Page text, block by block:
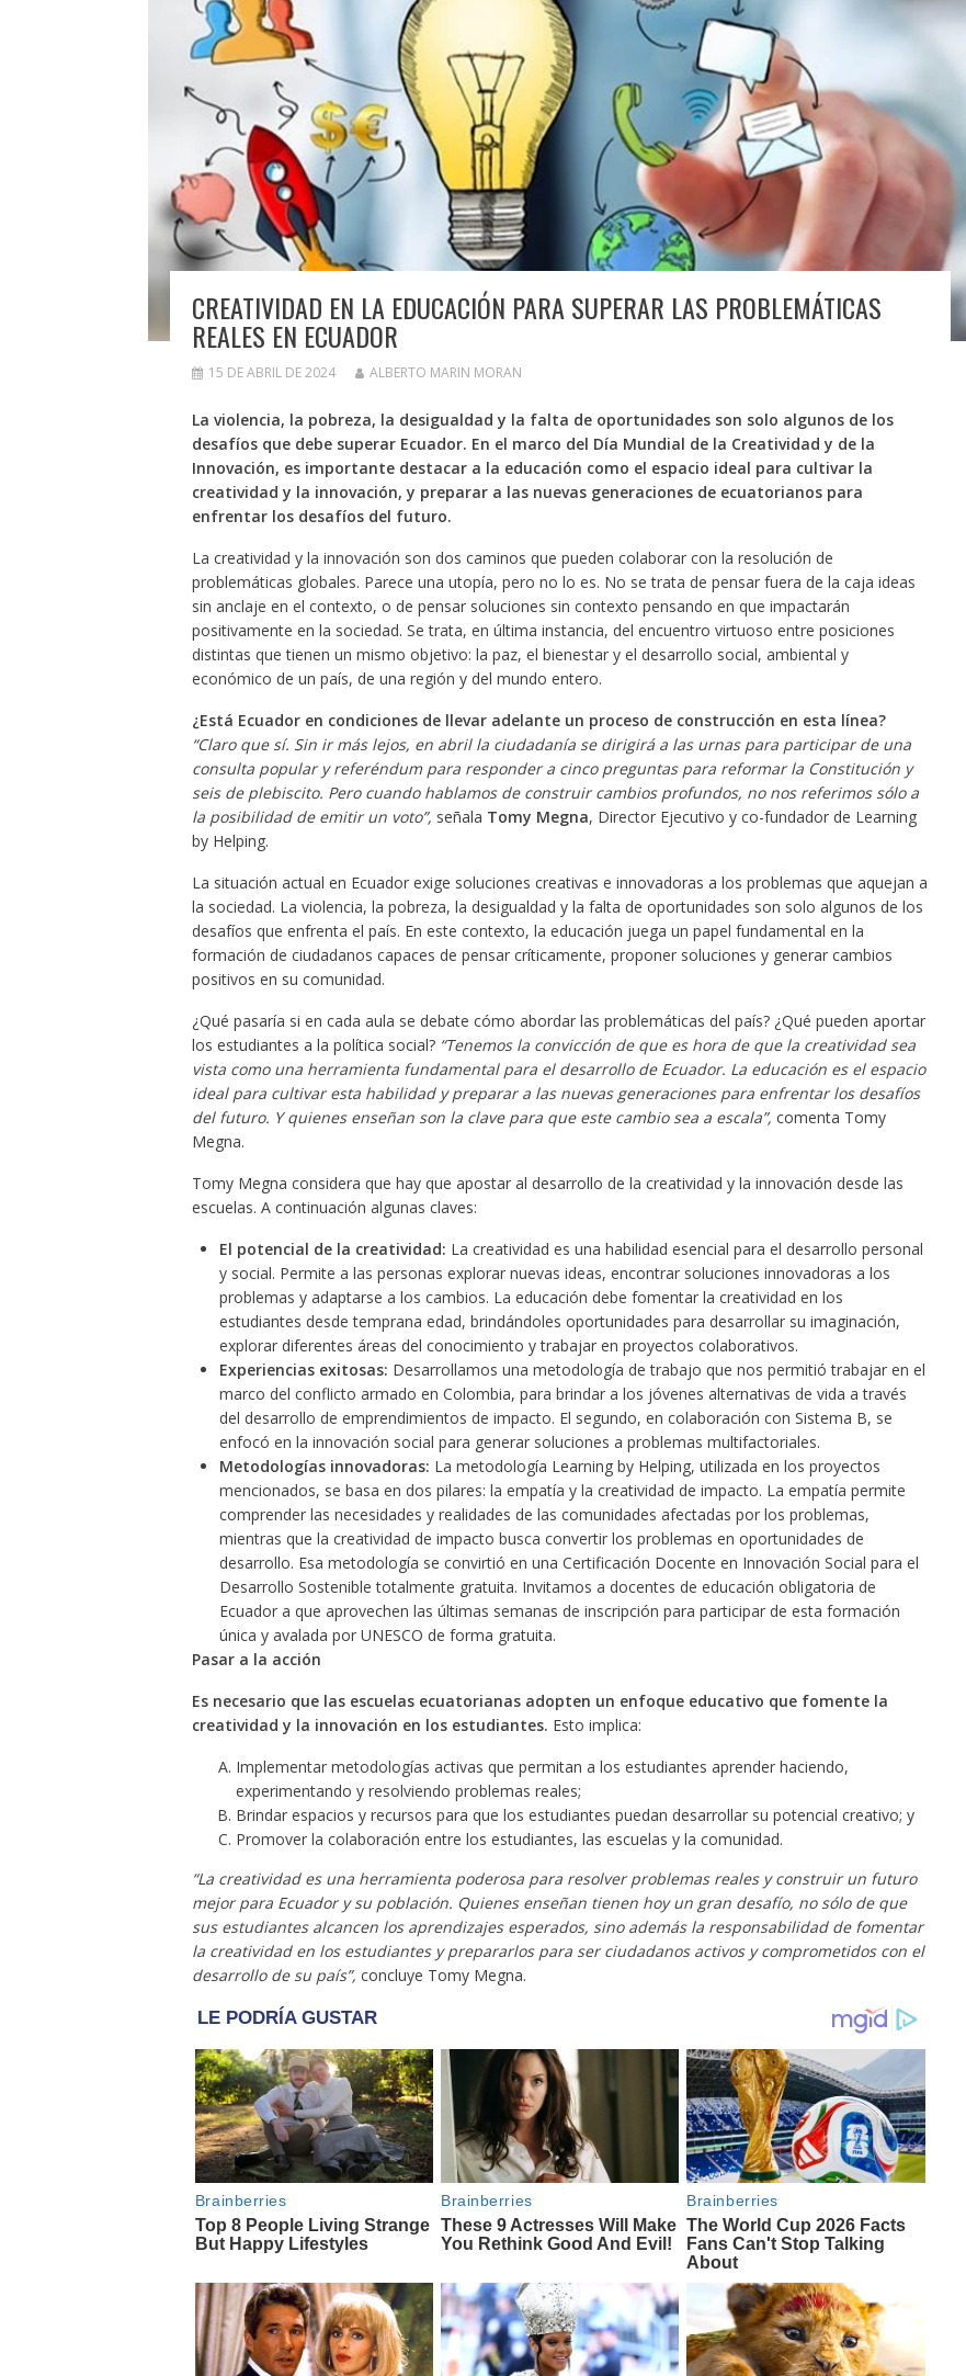
CREATIVIDAD EN LA EDUCACIÓN PARA SUPERAR LAS PROBLEMÁTICAS
REALES EN ECUADOR
15 DE ABRIL DE 2024 ALBERTO MARIN MORAN
La violencia, la pobreza, la desigualdad y la falta de oportunidades son solo algunos de los
desafíos que debe superar Ecuador. En el marco del Día Mundial de la Creatividad y de la
Innovación, es importante destacar a la educación como el espacio ideal para cultivar la
creatividad y la innovación, y preparar a las nuevas generaciones de ecuatorianos para
enfrentar los desafíos del futuro.
La creatividad y la innovación son dos caminos que pueden colaborar con la resolución de
problemáticas globales. Parece una utopía, pero no lo es. No se trata de pensar fuera de la caja ideas
sin anclaje en el contexto, o de pensar soluciones sin contexto pensando en que impactarán
positivamente en la sociedad. Se trata, en última instancia, del encuentro virtuoso entre posiciones
distintas que tienen un mismo objetivo: la paz, el bienestar y el desarrollo social, ambiental y
económico de un país, de una región y del mundo entero.
¿Está Ecuador en condiciones de llevar adelante un proceso de construcción en esta línea?
“Claro que sí. Sin ir más lejos, en abril la ciudadanía se dirigirá a las urnas para participar de una
consulta popular y referéndum para responder a cinco preguntas para reformar la Constitución y
seis de plebiscito. Pero cuando hablamos de construir cambios profundos, no nos referimos sólo a
la posibilidad de emitir un voto”, señala Tomy Megna, Director Ejecutivo y co-fundador de Learning
by Helping.
La situación actual en Ecuador exige soluciones creativas e innovadoras a los problemas que aquejan a
la sociedad. La violencia, la pobreza, la desigualdad y la falta de oportunidades son solo algunos de los
desafíos que enfrenta el país. En este contexto, la educación juega un papel fundamental en la
formación de ciudadanos capaces de pensar críticamente, proponer soluciones y generar cambios
positivos en su comunidad.
¿Qué pasaría si en cada aula se debate cómo abordar las problemáticas del país? ¿Qué pueden aportar
los estudiantes a la política social? “Tenemos la convicción de que es hora de que la creatividad sea
vista como una herramienta fundamental para el desarrollo de Ecuador. La educación es el espacio
ideal para cultivar esta habilidad y preparar a las nuevas generaciones para enfrentar los desafíos
del futuro. Y quienes enseñan son la clave para que este cambio sea a escala”, comenta Tomy
Megna.
Tomy Megna considera que hay que apostar al desarrollo de la creatividad y la innovación desde las
escuelas. A continuación algunas claves:
El potencial de la creatividad: La creatividad es una habilidad esencial para el desarrollo personal
y social. Permite a las personas explorar nuevas ideas, encontrar soluciones innovadoras a los
problemas y adaptarse a los cambios. La educación debe fomentar la creatividad en los
estudiantes desde temprana edad, brindándoles oportunidades para desarrollar su imaginación,
explorar diferentes áreas del conocimiento y trabajar en proyectos colaborativos.
Experiencias exitosas: Desarrollamos una metodología de trabajo que nos permitió trabajar en el
marco del conflicto armado en Colombia, para brindar a los jóvenes alternativas de vida a través
del desarrollo de emprendimientos de impacto. El segundo, en colaboración con Sistema B, se
enfocó en la innovación social para generar soluciones a problemas multifactoriales.
Metodologías innovadoras: La metodología Learning by Helping, utilizada en los proyectos
mencionados, se basa en dos pilares: la empatía y la creatividad de impacto. La empatía permite
comprender las necesidades y realidades de las comunidades afectadas por los problemas,
mientras que la creatividad de impacto busca convertir los problemas en oportunidades de
desarrollo. Esa metodología se convirtió en una Certificación Docente en Innovación Social para el
Desarrollo Sostenible totalmente gratuita. Invitamos a docentes de educación obligatoria de
Ecuador a que aprovechen las últimas semanas de inscripción para participar de esta formación
única y avalada por UNESCO de forma gratuita.
Pasar a la acción
Es necesario que las escuelas ecuatorianas adopten un enfoque educativo que fomente la
creatividad y la innovación en los estudiantes. Esto implica:
Implementar metodologías activas que permitan a los estudiantes aprender haciendo,
experimentando y resolviendo problemas reales;
Brindar espacios y recursos para que los estudiantes puedan desarrollar su potencial creativo; y
Promover la colaboración entre los estudiantes, las escuelas y la comunidad.
“La creatividad es una herramienta poderosa para resolver problemas reales y construir un futuro
mejor para Ecuador y su población. Quienes enseñan tienen hoy un gran desafío, no sólo de que
sus estudiantes alcancen los aprendizajes esperados, sino además la responsabilidad de fomentar
la creatividad en los estudiantes y prepararlos para ser ciudadanos activos y comprometidos con el
desarrollo de su país”, concluye Tomy Megna.